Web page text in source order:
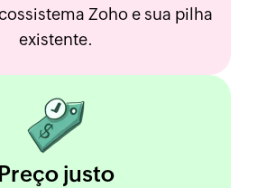
Zoho e sua pilha
existente.
Preço justo